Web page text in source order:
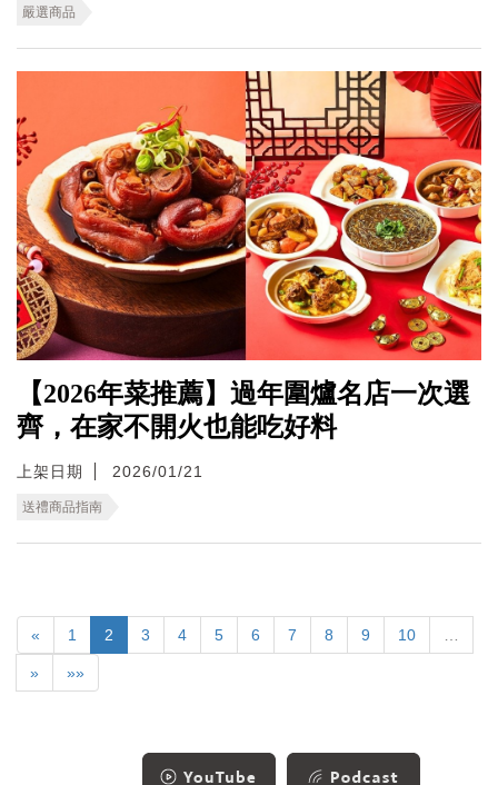
嚴選商品
【2026年菜推薦】過年圍爐名店一次選
齊，在家不開火也能吃好料
上架日期 2026/01/21
送禮商品指南
« 1 2 3 4 5 6 7 8 9 10
» »»